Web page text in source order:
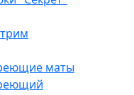
маты